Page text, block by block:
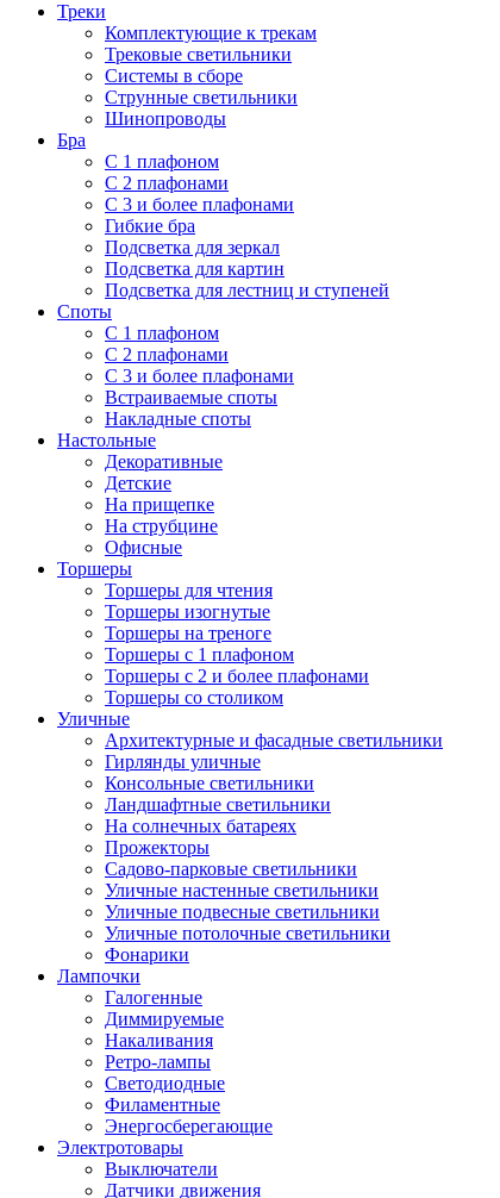
Треки
Комплектующие к трекам
Трековые светильники
Системы в сборе
Струнные светильники
Шинопроводы
Бра
С 1 плафоном
С 2 плафонами
С 3 и более плафонами
Гибкие бра
Подсветка для зеркал
Подсветка для картин
Подсветка для лестниц и ступеней
Споты
С 1 плафоном
С 2 плафонами
С 3 и более плафонами
Встраиваемые споты
Накладные споты
Настольные
Декоративные
Детские
На прищепке
На струбцине
Офисные
Торшеры
Торшеры для чтения
Торшеры изогнутые
Торшеры на треноге
Торшеры с 1 плафоном
Торшеры с 2 и более плафонами
Торшеры со столиком
Уличные
Архитектурные и фасадные светильники
Гирлянды уличные
Консольные светильники
Ландшафтные светильники
На солнечных батареях
Прожекторы
Садово-парковые светильники
Уличные настенные светильники
Уличные подвесные светильники
Уличные потолочные светильники
Фонарики
Лампочки
Галогенные
Диммируемые
Накаливания
Ретро-лампы
Светодиодные
Филаментные
Энергосберегающие
Электротовары
Выключатели
Датчики движения